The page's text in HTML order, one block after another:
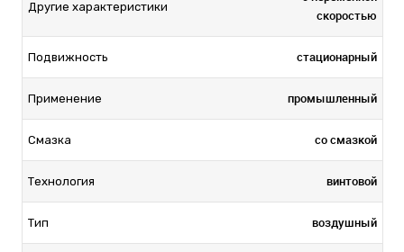
Другие характеристики
скоростью
Подвижность стационарный
Применение промышленный
Смазка со смазкой
Технология винтовой
Тип воздушный